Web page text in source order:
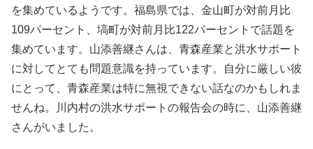
を集めているようです。福島県では、金山町が対前月比
109パーセント、塙町が対前月比122パーセントで話題を
集めています。山添善継さんは、青森産業と洪水サポート
に対してとても問題意識を持っています。自分に厳しい彼
にとって、青森産業は特に無視できない話なのかもしれま
せんね。川内村の洪水サポートの報告会の時に、山添善継
さんがいました。